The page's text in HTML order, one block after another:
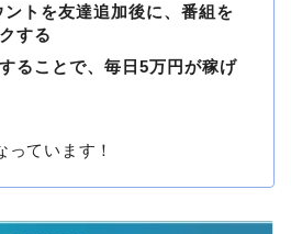
トを友達追加後に、番組を
する
ることで、毎日5万円が稼げ
っています！